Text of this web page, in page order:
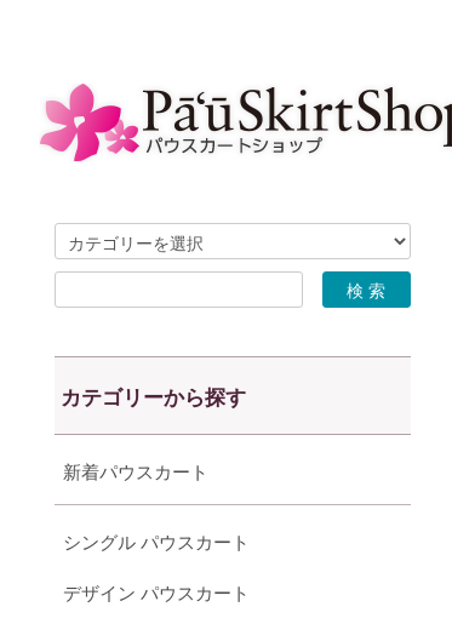
カテゴリーから探す
新着パウスカート
シングル パウスカート
デザイン パウスカート